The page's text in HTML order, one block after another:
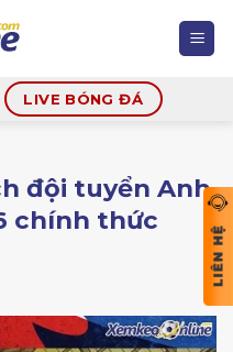
LIVE BÓNG ĐÁ
đội tuyển Anh
chính thức